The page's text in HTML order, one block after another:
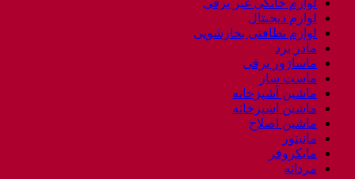
لوازم دیجیتال
لوازم نظافتی بخارشویی
مادر برد
ماساژور برقی
ماست ساز
ماشین آشپزخانه
ماشین اشپزخانه
ماشین اصلاح
مانیتور
مایکروفر
مردانه